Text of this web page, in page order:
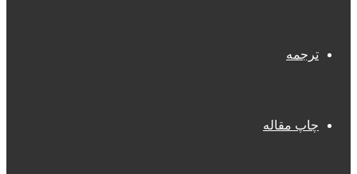
ترجمه
چاپ مقاله